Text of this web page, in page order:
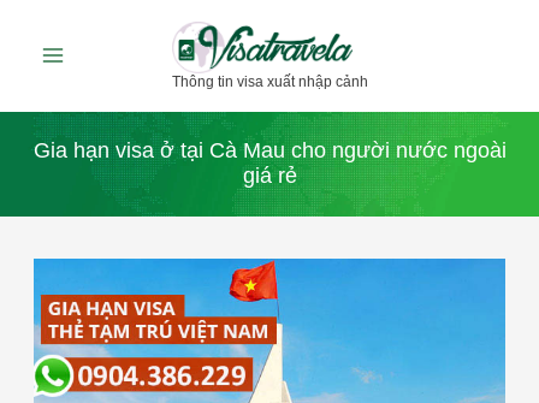
dung
Thông tin visa xuất nhập cảnh
Gia hạn visa ở tại Cà Mau cho người nước ngoài
giá rẻ